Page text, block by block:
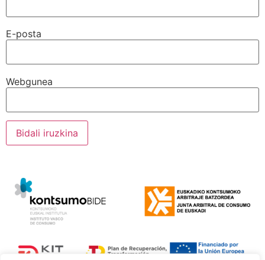
E-posta
Webgunea